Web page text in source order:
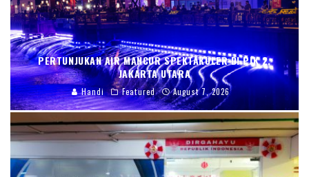
PERTUNJUKAN AIR MANCUR SPEKTAKULER DI PIK 2,
JAKARTA UTARA
Handi Featured August 7, 2026